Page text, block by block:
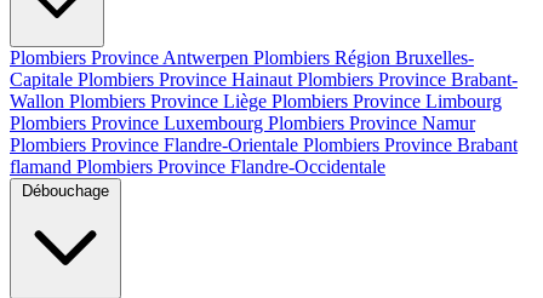
Plombiers Province Antwerpen Plombiers Région Bruxelles-
Capitale Plombiers Province Hainaut Plombiers Province Brabant-
Wallon Plombiers Province Liège Plombiers Province Limbourg
Plombiers Province Luxembourg Plombiers Province Namur
Plombiers Province Flandre-Orientale Plombiers Province Brabant
flamand Plombiers Province Flandre-Occidentale